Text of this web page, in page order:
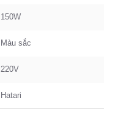
150W
Màu sắc
220V
Hatari